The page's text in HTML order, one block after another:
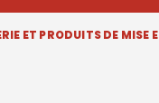
ET PRODUITS DE MISE